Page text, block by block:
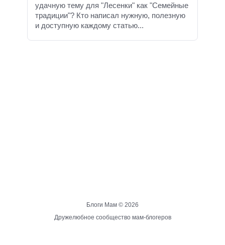
удачную тему для "Лесенки" как "Семейные
традиции"? Кто написал нужную, полезную
и доступную каждому статью...
Блоги Мам © 2026
Дружелюбное сообщество мам-блогеров